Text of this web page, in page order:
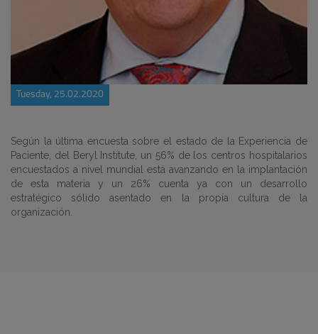
Tuesday, 25.02.2020
Según la última encuesta sobre el estado de la Experiencia de
Paciente, del Beryl Institute, un 56% de los centros hospitalarios
encuestados a nivel mundial está avanzando en la implantación
de esta materia y un 26% cuenta ya con un desarrollo
estratégico sólido asentado en la propia cultura de la
organización.